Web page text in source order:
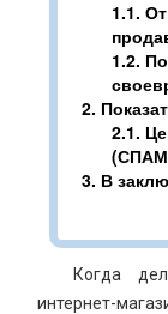
1.1.
1.2.
2.
2.1.
3. В
Когда
интернет-